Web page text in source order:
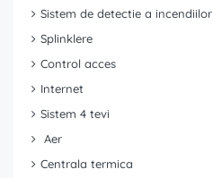
Sistem de detectie a incendiilor
Splinklere
Control acces
Internet
Sistem 4 tevi
Aer
Centrala termica